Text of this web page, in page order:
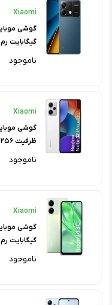
Xiaomi
گیگابایت رم ۸ گیگابایت - گلوبال
ناموجود
Xiaomi
ظرفیت ۲۵۶ گیگابایت رم ۸ گیگابایت - گلوبال
ناموجود
Xiaomi
گیگابایت رم ۸ گیگابایت - گلوبال
ناموجود